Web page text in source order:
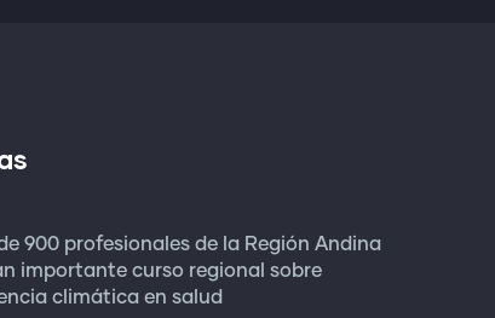
900 profesionales de la Región Andina
importante curso regional sobre
climática en salud